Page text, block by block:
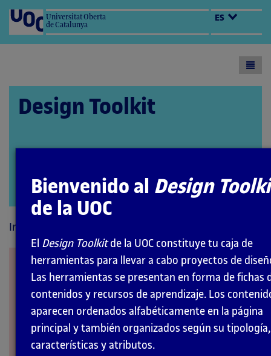
Universitat Oberta
de Catalunya
ES
Design Toolkit
Abrir
Inicio
Realidad aumentada
INTERACCIÓN
Bienvenido al Design
de la UOC
El Design Toolkitde la UOC constituye tu caja de
herramientas para llevar a cabo proyectos de
Las herramientas se presentan en forma de fichas
contenidos y recursos de aprendizaje. Los
aparecen ordenados alfabéticamente en la página
principal y también organizados según su tipología,
características y atributos.